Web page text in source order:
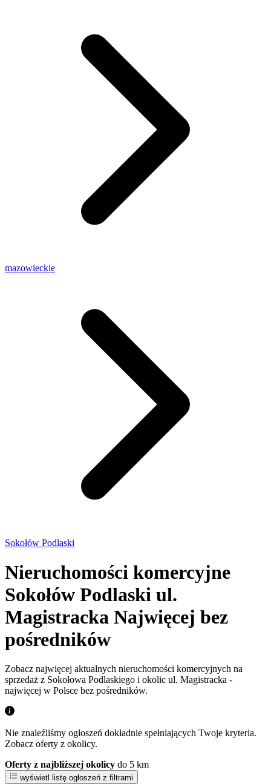
mazowieckie
Sokołów Podlaski
Nieruchomości komercyjne
Sokołów Podlaski ul.
Magistracka Najwięcej bez
pośredników
Zobacz najwięcej aktualnych nieruchomości komercyjnych na
sprzedaż z Sokołowa Podlaskiego i okolic ul. Magistracka -
najwięcej w Polsce bez pośredników.
Nie znaleźliśmy ogłoszeń dokładnie spełniających Twoje kryteria.
Zobacz oferty z okolicy.
Oferty z najbliższej okolicy do 5 km
wyświetl listę ogłoszeń z filtrami